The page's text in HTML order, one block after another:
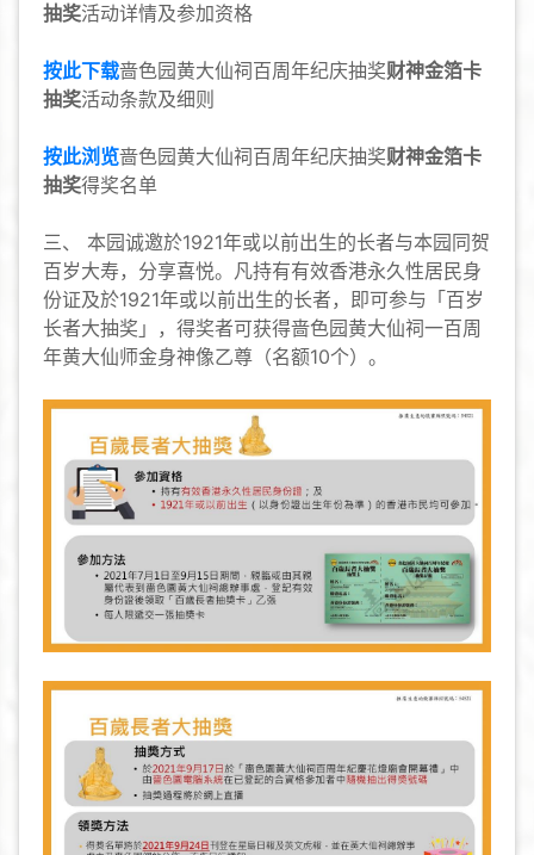
抽奖活动详情及参加资格
按此下载啬色园黄大仙祠百周年纪庆抽奖财神金箔卡
抽奖活动条款及细则
按此浏览啬色园黄大仙祠百周年纪庆抽奖财神金箔卡
抽奖得奖名单
三、 本园诚邀於1921年或以前出生的长者与本园同贺
百岁大寿，分享喜悦。凡持有有效香港永久性居民身
份证及於1921年或以前出生的长者，即可参与「百岁
长者大抽奖」，得奖者可获得啬色园黄大仙祠一百周
年黄大仙师金身神像乙尊（名额10个）。